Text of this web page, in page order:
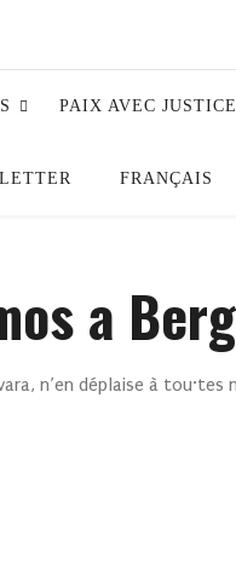
PAIX AVEC
FRANÇAIS
a
n’en déplaise à